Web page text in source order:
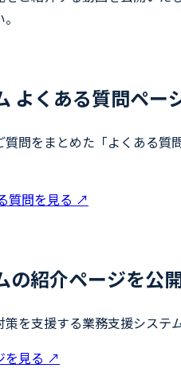
よくある質問ペー
問をまとめた「よくある
質問を見る ↗
の紹介ページを公
を支援する業務支援システ
を見る ↗